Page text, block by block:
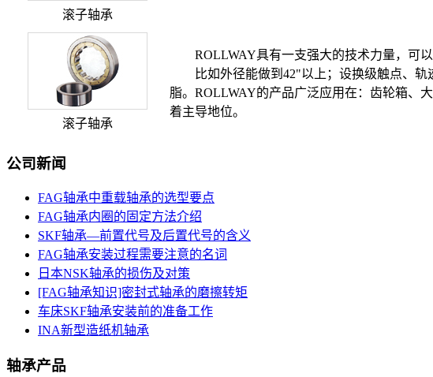
滚子轴承
滚子轴承
ROLLWAY具有一支强大的技术力量，可以
比如外径能做到42"以上；设换级触点、轨
脂。ROLLWAY的产品广泛应用在：齿轮箱、
着主导地位。
公司新闻
FAG轴承中重载轴承的选型要点
FAG轴承内圈的固定方法介绍
SKF轴承—前置代号及后置代号的含义
FAG轴承安装过程需要注意的名词
日本NSK轴承的损伤及对策
[FAG轴承知识]密封式轴承的磨擦转矩
车床SKF轴承安装前的准备工作
INA新型造纸机轴承
轴承产品